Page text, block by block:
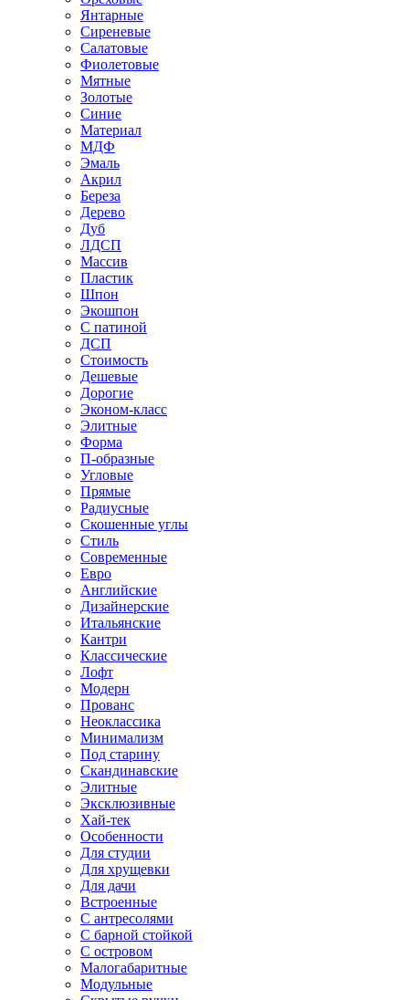
Янтарные
Сиреневые
Салатовые
Фиолетовые
Мятные
Золотые
Синие
Материал
МДФ
Эмаль
Акрил
Береза
Дерево
Дуб
ЛДСП
Массив
Пластик
Шпон
Экошпон
С патиной
ДСП
Стоимость
Дешевые
Дорогие
Эконом-класс
Элитные
Форма
П-образные
Угловые
Прямые
Радиусные
Скошенные углы
Стиль
Современные
Евро
Английские
Дизайнерские
Итальянские
Кантри
Классические
Лофт
Модерн
Прованс
Неоклассика
Минимализм
Под старину
Скандинавские
Элитные
Эксклюзивные
Хай-тек
Особенности
Для студии
Для хрущевки
Для дачи
Встроенные
С антресолями
С барной стойкой
С островом
Малогабаритные
Модульные